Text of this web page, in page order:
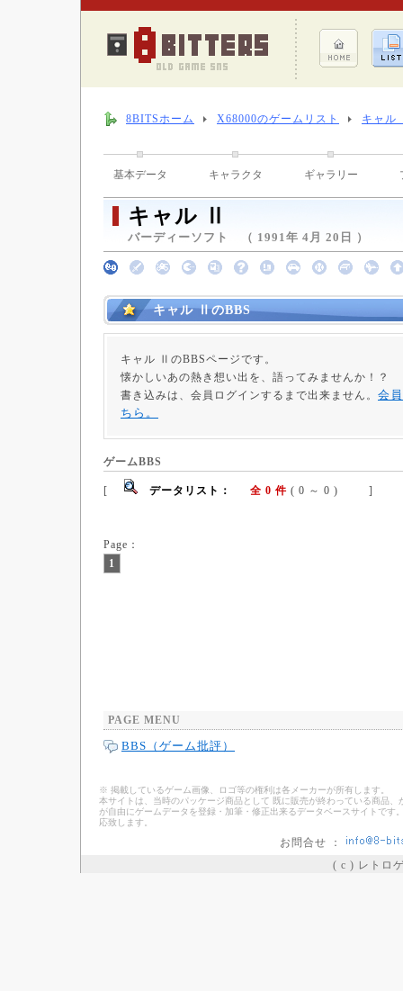
8BITSホーム X68000のゲームリスト キャ
基本データ キャラクタ ギャラリー
キャル Ⅱ
バーディーソフト （ 1991年 4月 20日 ）
キャル ⅡのBBS
キャル ⅡのBBSページです。
懐かしいあの熱き想い出を、語ってみませんか！？
書き込みは、会員ログインするまで出来ません。 会
ちら。
ゲームBBS
[ データリスト： 全 0 件 ( 0 ～ 0 ) ]
Page：
1
PAGE MENU
BBS（ゲーム批評）
※ 掲載しているゲーム画像、ロゴ等の権利は各メーカーが所有します。
本サイトは、当時のパッケージ商品として 既に販売が終わっている商品
が自由にゲームデータを登録・加筆・修正出来るデータベースサイトで
応致します。
お問合せ ：
( c ) レトロ